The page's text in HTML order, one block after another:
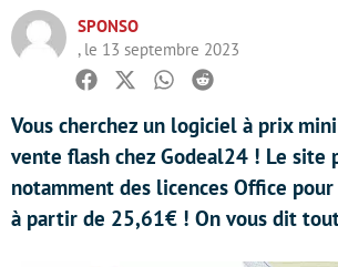
SPONSO
, le 13 septembre 2023
Facebook
TwitterWhatsapp
Reddit
Vous cherchez un logiciel à prix
vente flash chez Godeal24 ! Le site
notamment des licences Office
à partir de 25,61€ ! On vous dit